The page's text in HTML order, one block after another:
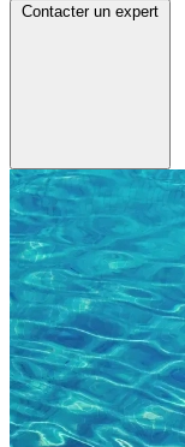
Contacter un expert